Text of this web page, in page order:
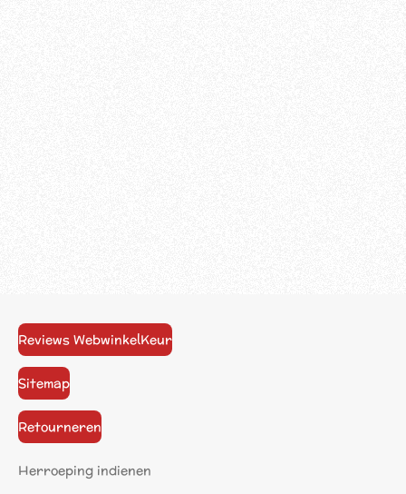
Reviews WebwinkelKeur
Sitemap
Retourneren
Herroeping indienen